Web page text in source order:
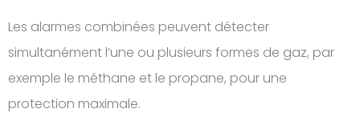
Les alarmes combinées peuvent détecter
simultanément l’une ou plusieurs formes de gaz, par
exemple le méthane et le propane, pour une
protection maximale.